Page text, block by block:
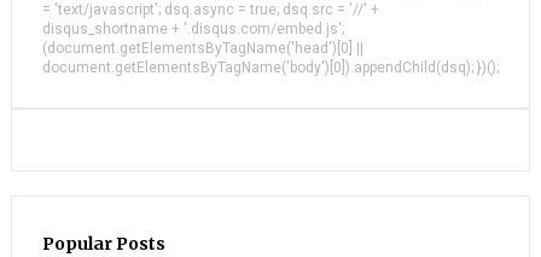
= 'text/javascript'; dsq.async = true; dsq.src = '//' +
disqus_shortname + '.disqus.com/embed.js';
(document.getElementsByTagName('head')[0] ||
document.getElementsByTagName('body')[0]).appendChild(dsq); })();
Popular Posts